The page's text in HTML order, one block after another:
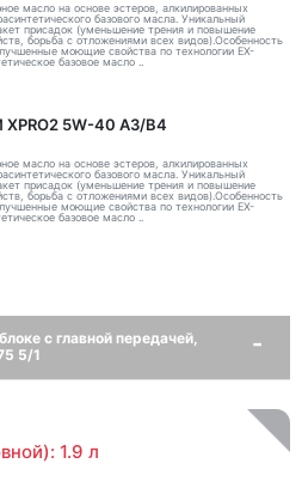
масло на основе эстеров, алкилированных
базового масла. Уникальный
присадок (уменьшение трения и повышение
борьба с отложениями всех видов).Особенность
моющие свойства по технологии EX-
базовое масло ..
XPRO2 5W-40 A3/B4
масло на основе эстеров, алкилированных
базового масла. Уникальный
присадок (уменьшение трения и повышение
борьба с отложениями всех видов).Особенность
моющие свойства по технологии EX-
базовое масло ..
с главной передачей,
5/1
1.9 л